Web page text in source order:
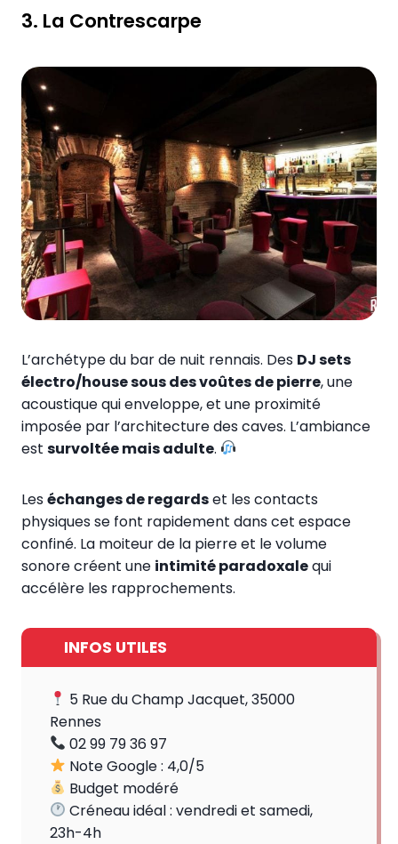
3. La Contrescarpe
L’archétype du bar de nuit rennais. Des DJ sets
électro/house sous des voûtes de pierre, une
acoustique qui enveloppe, et une proximité
imposée par l’architecture des caves. L’ambiance
est survoltée mais adulte.
Leséchanges de regardset les contacts
physiques se font rapidement dans cet espace
confiné. La moiteur de la pierre et le volume
sonore créent une intimité paradoxalequi
accélère les rapprochements.
INFOS UTILES
5 Rue du Champ Jacquet, 35000
Rennes
02 99 79 36 97
Note Google : 4,0/5
Budget modéré
Créneau idéal : vendredi et samedi,
23h-4h